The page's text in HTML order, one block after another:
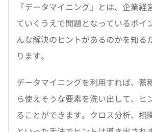
「データマイニング」とは、企業経
ていくうえで問題となっているポイ
んな解決のヒントがあるのかを知る
ります。
データマイニングを利用すれば、蓄
ら使えそうな要素を洗い出して、ヒ
ることができます。クロス分析、相